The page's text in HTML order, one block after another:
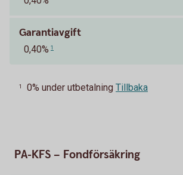
Garantiavgift
0,40% 1
1 0% under utbetalning Tillbaka
PA-KFS – Fondförsäkring